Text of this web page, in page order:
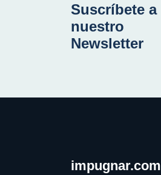
Suscríbete a
nuestro
Newsletter
impugnar.com